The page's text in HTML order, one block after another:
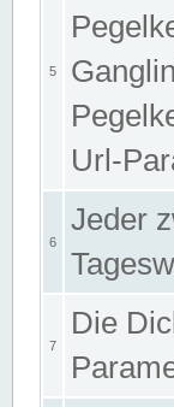
5
Url-
6
Jeder
7
Die